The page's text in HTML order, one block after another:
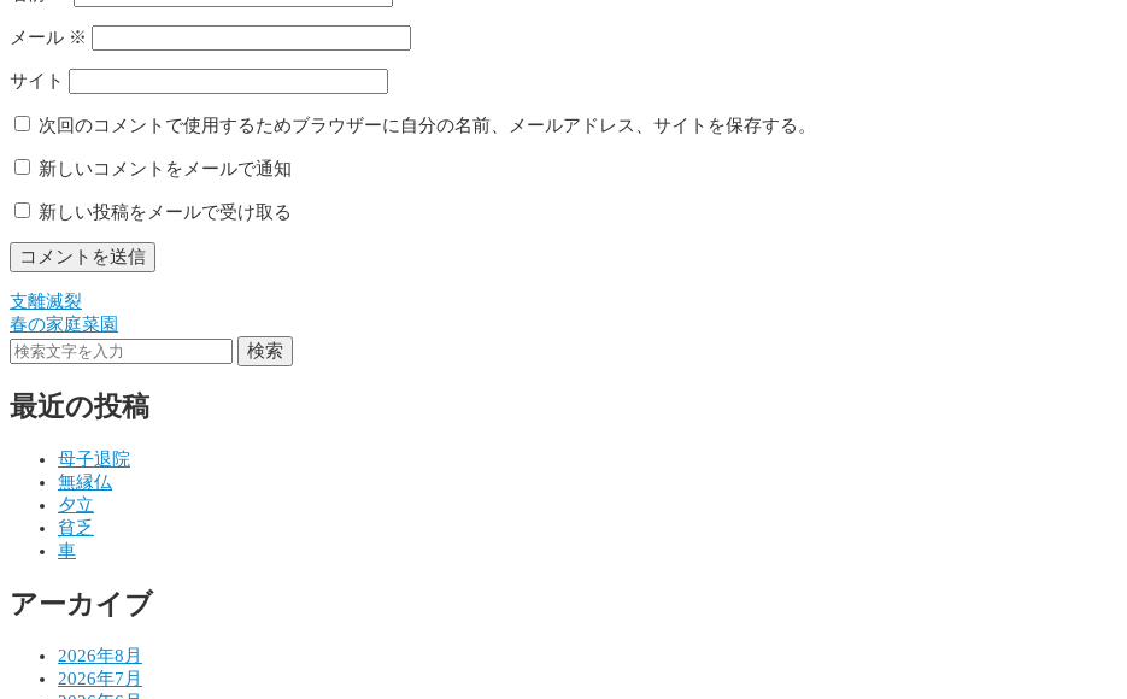
メール ※
サイト
次回のコメントで使用するためブラウザーに自分の名前、メールアドレス、サイトを保存する。
新しいコメントをメールで通知
新しい投稿をメールで受け取る
投
稿
ビ
ン
支離滅裂
春の家庭菜園
検索
最近の投稿
母子退院
無縁仏
夕立
貧乏
車
アーカイブ
2026年8月
2026年7月